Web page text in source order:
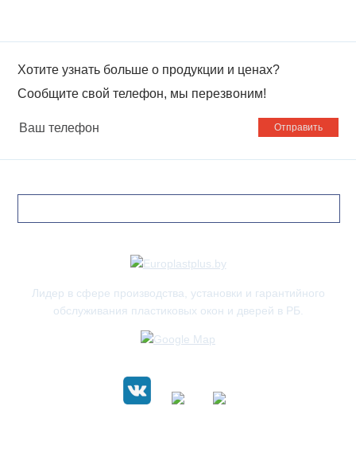
Хотите узнать больше о продукции и ценах?
Сообщите свой телефон, мы перезвоним!
Ваш
Лидер в сфере производства, установки и гарантийного
обслуживания пластиковых окон и дверей в РБ.